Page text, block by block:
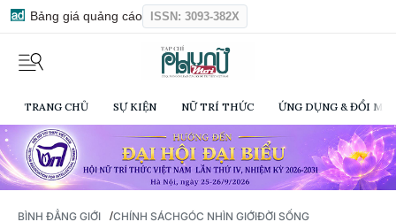
Bảng giá quảng cáo ISSN: 3093-382X
TRANG CHỦ SỰ KIỆN NỮ TRÍ THỨC ỨNG DỤNG & ĐỔI
BÌNH ĐẲNG GIỚI /CHÍNH SÁCHGÓC NHÌN GIỚIĐỜI SỐNG